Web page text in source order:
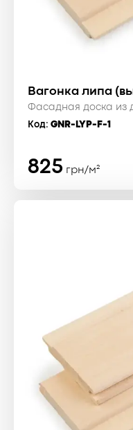
Вагонка липа
Фасадная доска из
Код: GNR-LYP-F-1
825 грн/м²